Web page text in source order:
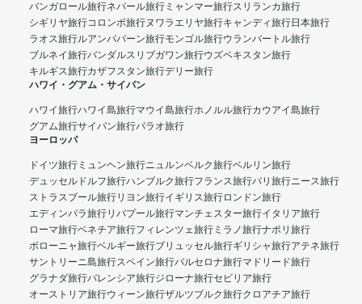
バンガロール旅行ネパール旅行 ミャンマー旅行スリランカ旅行
シギリヤ旅行コロンボ旅行ヌワラエリヤ旅行キャンディ旅行日本旅行
ラオス旅行ルアンパバーン旅行モンゴル旅行ウランバートル旅行
ブルネイ旅行バンダルスリブガワン旅行ウズベキスタン旅行
キルギス旅行カザフスタン旅行デリー旅行
ハワイ・グアム・サイパン
ハワイ旅行ハワイ島旅行マウイ島旅行ホノルル旅行カウアイ島旅行
グアム旅行サイパン旅行パラオ旅行
ヨーロッパ
ドイツ旅行 ミュンヘン旅行ニュルンベルク旅行ベルリン旅行
デュッセルドルフ旅行ハンブルク旅行フランス旅行パリ旅行ニース旅行
ストラスブール旅行リヨン旅行イギリス旅行ロンドン旅行
エディンバラ旅行リバプール旅行マンチェスター旅行イタリア旅行
ローマ旅行ベネチア旅行フィレンツェ旅行 ミラノ旅行ナポリ旅行
ボローニャ旅行ベルギー旅行ブリュッセル旅行ギリシャ旅行アテネ旅行
サントリーニ島旅行スペイン旅行バルセロナ旅行マドリード旅行
グラナダ旅行バレンシア旅行ジローナ旅行セビリア旅行
オーストリア旅行ウィーン旅行ザルツブルク旅行クロアチア旅行